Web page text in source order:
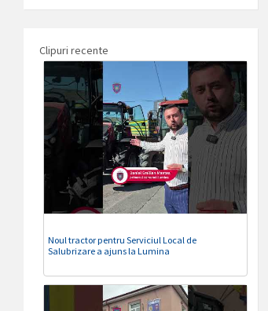
Clipuri recente
Noul tractor pentru Serviciul Local de
Salubrizare a ajuns la Lumina